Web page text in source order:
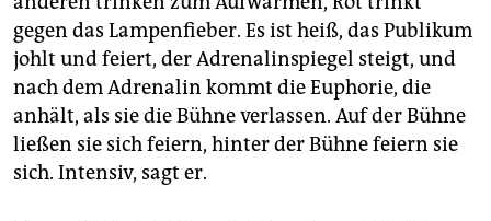
gegen das Lampenfieber. Es ist heiß, das Publikum
johlt und feiert, der Adrenalinspiegel steigt, und
nach dem Adrenalin kommt die Euphorie, die
anhält, als sie die Bühne verlassen. Auf der Bühne
ließen sie sich feiern, hinter der Bühne feiern sie
sich. Intensiv, sagt er.